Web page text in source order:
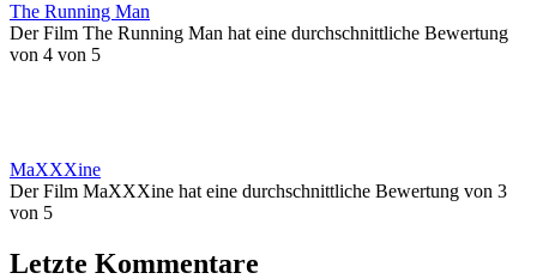
The Running Man
Der Film The Running Man hat eine durchschnittliche Bewertung
von 4 von 5
MaXXXine
Der Film MaXXXine hat eine durchschnittliche Bewertung von 3
von 5
Letzte Kommentare